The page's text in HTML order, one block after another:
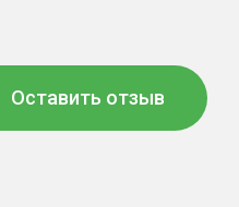
Оставить отзыв